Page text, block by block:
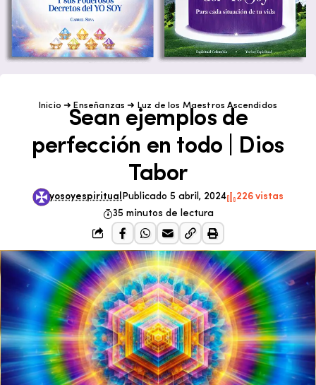
Inicio ➜ Enseñanzas ➜ Luz de los Maestros Ascendidos
Sean ejemplos de
perfección en todo | Dios
Tabor
yosoyespiritual Publicado 5 abril, 2024
226 vistas
35 minutos de lectura